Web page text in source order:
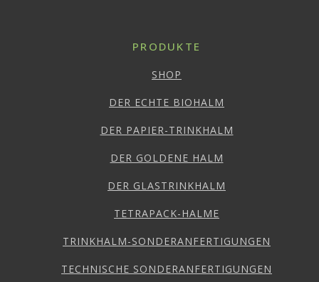
PRODUKTE
SHOP
DER ECHTE BIOHALM
DER PAPIER-TRINKHALM
DER GOLDENE HALM
DER GLASTRINKHALM
TETRAPACK-HALME
TRINKHALM-SONDERANFERTIGUNGEN
TECHNISCHE SONDERANFERTIGUNGEN